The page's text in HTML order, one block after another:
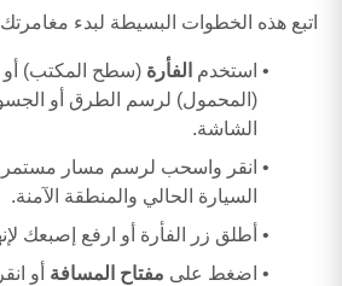
اتبع هذه الخطوات البسيطة لبدء
استخدم الفأرة (سطح المكتب) أو
(المحمول) لرسم الطرق أو
الشاشة.
انقر واسحب لرسم مسار مستمر
السيارة الحالي والمنطقة الآمنة.
أطلق زر الفأرة أو ارفع إصبعك
اضغط على مفتاح المسافة أو